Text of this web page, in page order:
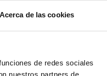
Acerca de las cookies
de redes sociales
nuestros partners de
para
2.700